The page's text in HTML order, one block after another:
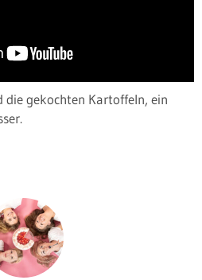
die gekochten Kartoffeln, ein